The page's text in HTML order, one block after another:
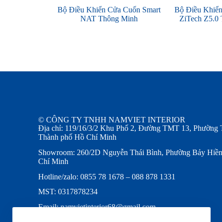
Bộ Điều Khiển Cửa Cuốn Smart
NAT Thông Minh
Bộ Điều
ZiTech Z5.0
© CÔNG TY TNHH NAMVIET INTERIOR
Địa chỉ: 119/16/3/2 Khu Phố 2, Đường TMT 13, Phường
Thành phố Hồ Chí Minh
Showroom: 260/2D Nguyễn Thái Bình, Phường Bảy
Chí Minh
Hotline/zalo: 0855 78 1678 – 088 878 1331
MST: 0317878234
Email: namvietinterior68@gmail.com